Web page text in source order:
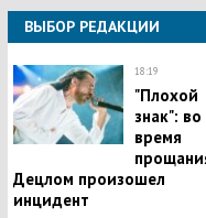
ВЫБОР РЕДАКЦИИ
18:19
"Плохой
знак": во
время
Децлом произошел
инцидент